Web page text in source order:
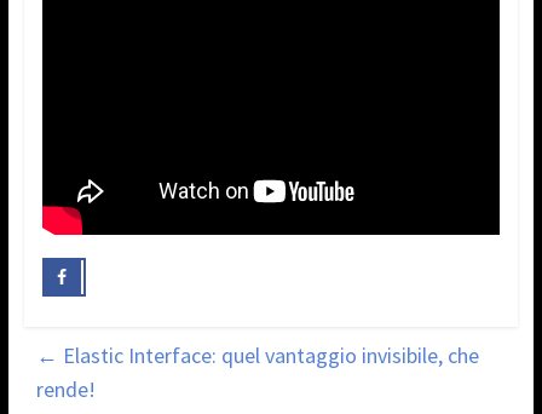
← Elastic Interface: quel vantaggio invisibile, che
rende!